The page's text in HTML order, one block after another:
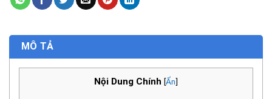
MÔ TẢ
Nội Dung Chính [Ẩn]